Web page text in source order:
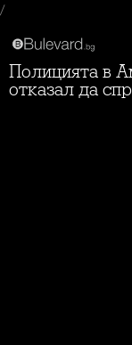
/
Полицията в Америка как наказва шофьор
отказал да